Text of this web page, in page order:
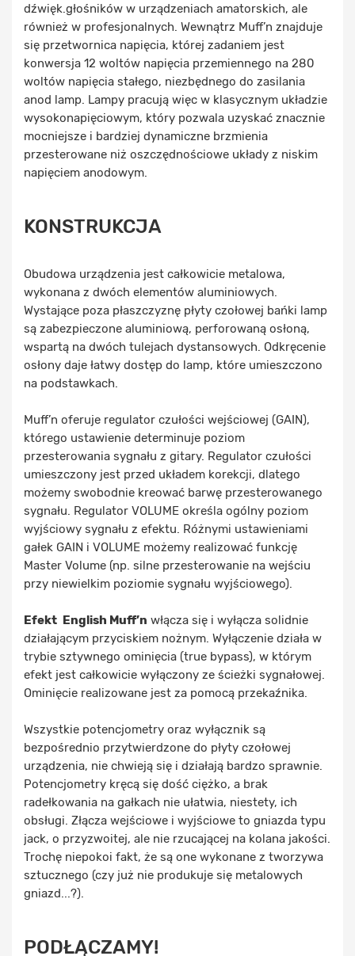
dźwięk.głośników w urządzeniach amatorskich, ale
również w profesjonalnych. Wewnątrz Muff’n znajduje
się przetwornica napięcia, której zadaniem jest
konwersja 12 woltów napięcia przemiennego na 280
woltów napięcia stałego, niezbędnego do zasilania
anod lamp. Lampy pracują więc w klasycznym układzie
wysokonapięciowym, który pozwala uzyskać znacznie
mocniejsze i bardziej dynamiczne brzmienia
przesterowane niż oszczędnościowe układy z niskim
napięciem anodowym.
KONSTRUKCJA
Obudowa urządzenia jest całkowicie metalowa,
wykonana z dwóch elementów aluminiowych.
Wystające poza płaszczyznę płyty czołowej bańki lamp
są zabezpieczone aluminiową, perforowaną osłoną,
wspartą na dwóch tulejach dystansowych. Odkręcenie
osłony daje łatwy dostęp do lamp, które umieszczono
na podstawkach.
Muff’n oferuje regulator czułości wejściowej (GAIN),
którego ustawienie determinuje poziom
przesterowania sygnału z gitary. Regulator czułości
umieszczony jest przed układem korekcji, dlatego
możemy swobodnie kreować barwę przesterowanego
sygnału. Regulator VOLUME określa ogólny poziom
wyjściowy sygnału z efektu. Różnymi ustawieniami
gałek GAIN i VOLUME możemy realizować funkcję
Master Volume (np. silne przesterowanie na wejściu
przy niewielkim poziomie sygnału wyjściowego).
Efekt English Muff’n włącza się i wyłącza solidnie
działającym przyciskiem nożnym. Wyłączenie działa w
trybie sztywnego ominięcia (true bypass), w którym
efekt jest całkowicie wyłączony ze ścieżki sygnałowej.
Ominięcie realizowane jest za pomocą przekaźnika.
Wszystkie potencjometry oraz wyłącznik są
bezpośrednio przytwierdzone do płyty czołowej
urządzenia, nie chwieją się i działają bardzo sprawnie.
Potencjometry kręcą się dość ciężko, a brak
radełkowania na gałkach nie ułatwia, niestety, ich
obsługi. Złącza wejściowe i wyjściowe to gniazda typu
jack, o przyzwoitej, ale nie rzucającej na kolana jakości.
Trochę niepokoi fakt, że są one wykonane z tworzywa
sztucznego (czy już nie produkuje się metalowych
gniazd...?).
PODŁĄCZAMY!